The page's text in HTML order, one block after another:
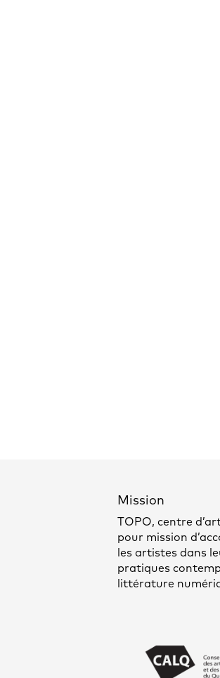
Mission
TOPO, centre
pour mission
les artistes dans
pratiques
littérature